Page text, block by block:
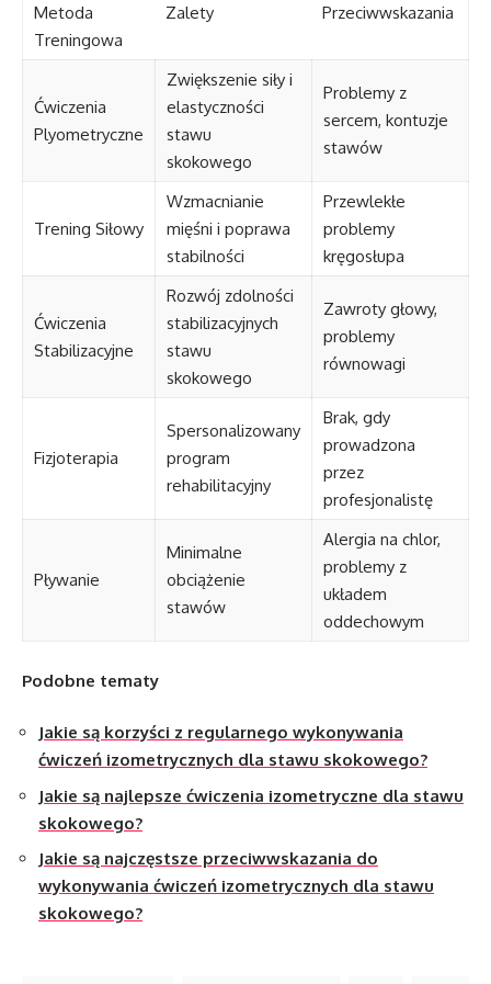
Metoda
Treningowa
Zalety Przeciwwskazania
Ćwiczenia
Plyometryczne
Zwiększenie siły i
elastyczności
stawu
skokowego
Problemy z
sercem, kontuzje
stawów
Trening Siłowy
Wzmacnianie
mięśni i poprawa
stabilności
Przewlekłe
problemy
kręgosłupa
Ćwiczenia
Stabilizacyjne
Rozwój zdolności
stabilizacyjnych
stawu
skokowego
Zawroty głowy,
problemy
równowagi
Fizjoterapia
Spersonalizowany
program
rehabilitacyjny
Brak, gdy
prowadzona
przez
profesjonalistę
Pływanie
Minimalne
obciążenie
stawów
Alergia na chlor,
problemy z
układem
oddechowym
Podobne tematy
Jakie są korzyści z regularnego wykonywania
ćwiczeń izometrycznych dla stawu skokowego?
Jakie są najlepsze ćwiczenia izometryczne dla stawu
skokowego?
Jakie są najczęstsze przeciwwskazania do
wykonywania ćwiczeń izometrycznych dla stawu
skokowego?